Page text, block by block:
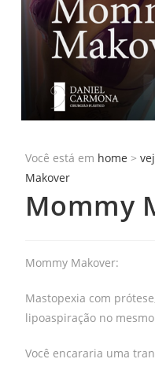
Você está em home >
Makover
Mommy
Mommy Makover:
Mastopexia com
lipoaspiração no
Você encararia uma